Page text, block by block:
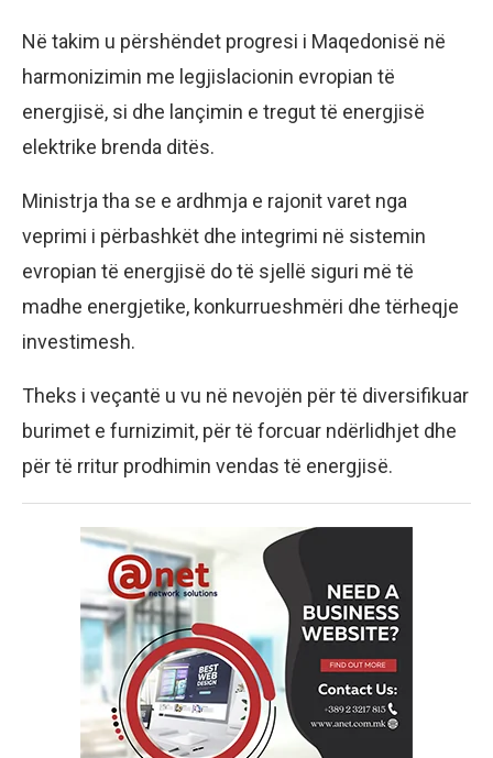
Në takim u përshëndet progresi i Maqedonisë në
harmonizimin me legjislacionin evropian të
energjisë, si dhe lançimin e tregut të energjisë
elektrike brenda ditës.
Ministrja tha se e ardhmja e rajonit varet nga
veprimi i përbashkët dhe integrimi në sistemin
evropian të energjisë do të sjellë siguri më të
madhe energjetike, konkurrueshmëri dhe tërheqje
investimesh.
Theks i veçantë u vu në nevojën për të diversifikuar
burimet e furnizimit, për të forcuar ndërlidhjet dhe
për të rritur prodhimin vendas të energjisë.